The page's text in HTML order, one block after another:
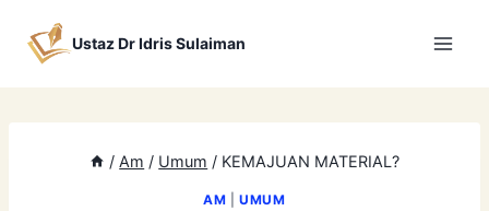
Ustaz Dr Idris Sulaiman
/ Am / Umum / KEMAJUAN MATERIAL?
AM |UMUM